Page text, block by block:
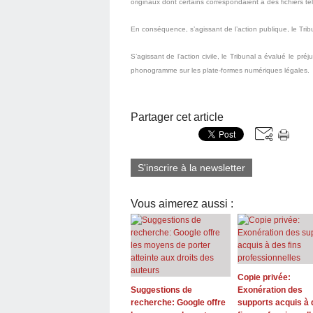
originaux dont certains correspondaient à des fichiers
En conséquence, s’agissant de l’action publique, le
S’agissant de l’action civile, le Tribunal a évalué le
phonogramme sur les plate-formes numériques légales.
Partager cet article
S'inscrire à la newsletter
Vous aimerez aussi :
Suggestions de
recherche: Google offre
Copie privée:
Exonération des
supports acquis à